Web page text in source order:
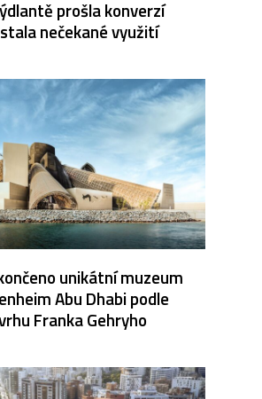
prošla konverzí
nečekané využití
unikátní muzeum
Abu Dhabi podle
Franka Gehryho